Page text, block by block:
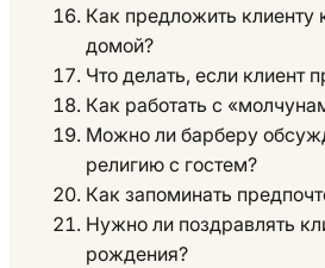
Как предложить клиенту
домой?
Что делать, если клиент
Как работать с
Можно ли барберу
религию с гостем?
Как запоминать
Нужно ли поздравлять
рождения?